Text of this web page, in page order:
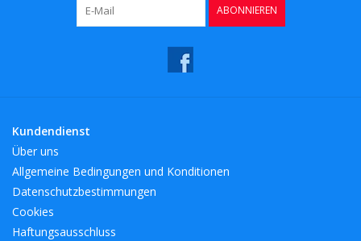
ABONNIEREN
Kundendienst
Über uns
Allgemeine Bedingungen und Konditionen
Datenschutzbestimmungen
Cookies
Haftungsausschluss